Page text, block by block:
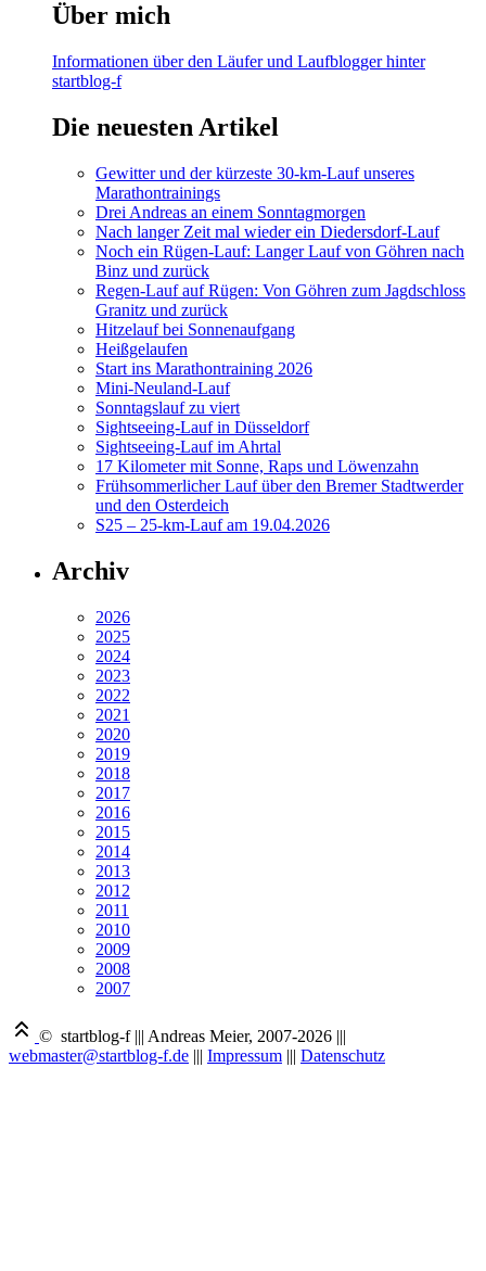
Über mich
Informationen über den Läufer und Laufblogger hinter
startblog-f
Die neuesten Artikel
Gewitter und der kürzeste 30-km-Lauf unseres
Marathontrainings
Drei Andreas an einem Sonntagmorgen
Nach langer Zeit mal wieder ein Diedersdorf-Lauf
Noch ein Rügen-Lauf: Langer Lauf von Göhren nach
Binz und zurück
Regen-Lauf auf Rügen: Von Göhren zum Jagdschloss
Granitz und zurück
Hitzelauf bei Sonnenaufgang
Heißgelaufen
Start ins Marathontraining 2026
Mini-Neuland-Lauf
Sonntagslauf zu viert
Sightseeing-Lauf in Düsseldorf
Sightseeing-Lauf im Ahrtal
17 Kilometer mit Sonne, Raps und Löwenzahn
Frühsommerlicher Lauf über den Bremer Stadtwerder
und den Osterdeich
S25 – 25-km-Lauf am 19.04.2026
Archiv
2026
2025
2024
2023
2022
2021
2020
2019
2018
2017
2016
2015
2014
2013
2012
2011
2010
2009
2008
2007
© startblog-f ||| Andreas Meier, 2007-2026 |||
webmaster@startblog-f.de ||| Impressum ||| Datenschutz